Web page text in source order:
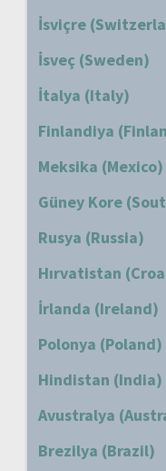
İsviçre
İsveç (Sweden)
İtalya (Italy)
Finlandiya
Meksika (Mexico)
Güney Kore
Rusya (Russia)
Hırvatistan
İrlanda (Ireland)
Polonya (Poland)
Hindistan (India)
Avustralya
Brezilya (Brazil)